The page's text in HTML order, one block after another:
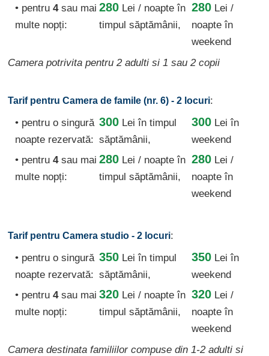
• pentru 4sau mai
multe nopți:
280 Lei / noapte în
timpul săptămânii,
280 Lei /
noapte în
weekend
Camera potrivita pentru 2 adulti si 1 sau 2 copii
Tarif pentru Camera de famile (nr. 6) - 2 locuri:
• pentru o singură
noapte rezervată:
300 Lei în timpul
săptămânii,
300 Lei în
weekend
• pentru 4sau mai
multe nopți:
280 Lei / noapte în
timpul săptămânii,
280 Lei /
noapte în
weekend
Tarif pentru Camera studio - 2 locuri:
• pentru o singură
noapte rezervată:
350 Lei în timpul
săptămânii,
350 Lei în
weekend
• pentru 4sau mai
multe nopți:
320 Lei / noapte în
timpul săptămânii,
320 Lei /
noapte în
weekend
Camera destinata familiilor compuse din 1-2 adulti si